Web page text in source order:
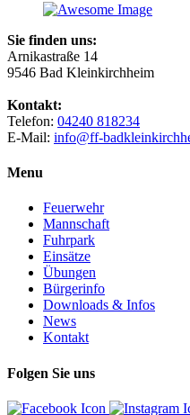
Sie finden uns:
Arnikastraße 14
9546 Bad Kleinkirchheim
Kontakt:
Telefon: 04240 818234
E-Mail: info@ff-
Menu
Feuerwehr
Mannschaft
Fuhrpark
Einsätze
Übungen
Bürgerinfo
Downloads & Infos
News
Kontakt
Folgen Sie uns